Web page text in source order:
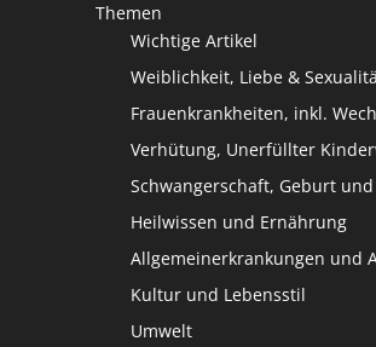
Themen
Wichtige Artikel
Weiblichkeit, Liebe &
Frauenkrankheiten, inkl.
Verhütung, Unerfüllter
Schwangerschaft, Geburt
Heilwissen und Ernährung
Allgemeinerkrankungen und
Kultur und Lebensstil
Umwelt